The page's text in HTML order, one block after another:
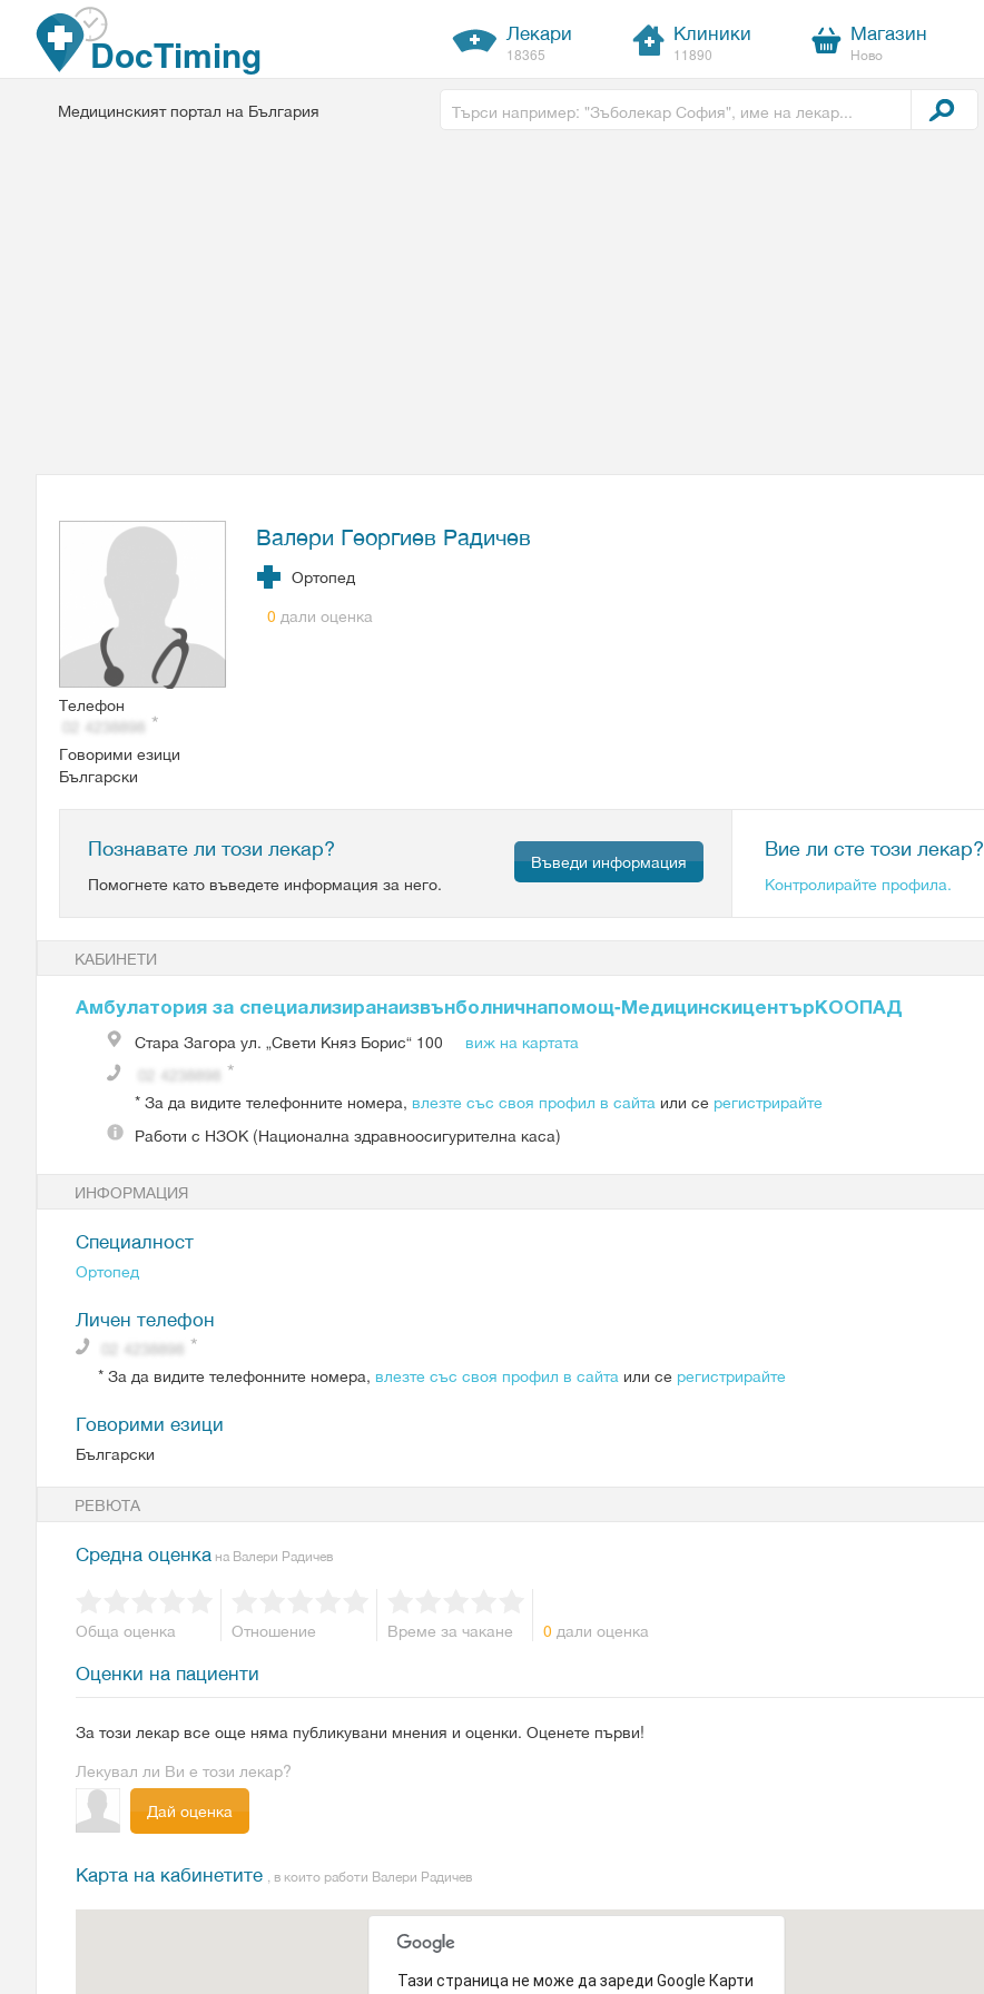
Премини към основното съдържание
DocTiming Лекари
18365
Клиники
11890
Магазин
Ново
Медицинският портал на България
Валери Георгиев Радичев
Ортопед
0 дали оценка
Телефон
Говорими езици
Български
Познавате ли този лекар?
Помогнете като въведете информация за него.
Въведи информация Вие ли сте този лекар?
Контролирайте профила.
КАБИНЕТИ
Амбулатория за специализиранаизвънболничнапомощ-МедицинскицентърКООПАД
Стара Загора ул. „Свети Княз Борис“ 100 виж на картата
* За да видите телефонните номера, влезте със своя профил в сайта или се регистрирайте
Работи с НЗОК (Национална здравноосигурителна каса)
ИНФОРМАЦИЯ
Специалност
Ортопед
Личен телефон
* За да видите телефонните номера, влезте със своя профил в сайта или се регистрирайте
Говорими езици
Български
РЕВЮТА
Средна оценка на Валери Радичев
Обща оценка Отношение Време за чакане 0 дали оценка
Оценки на пациенти
За този лекар все още няма публикувани мнения и оценки. Оценете първи!
Лекувал ли Ви е този лекар?
Дай оценка
Карта на кабинетите , в които работи Валери Радичев
Тази страница не може да зареди Google Карти